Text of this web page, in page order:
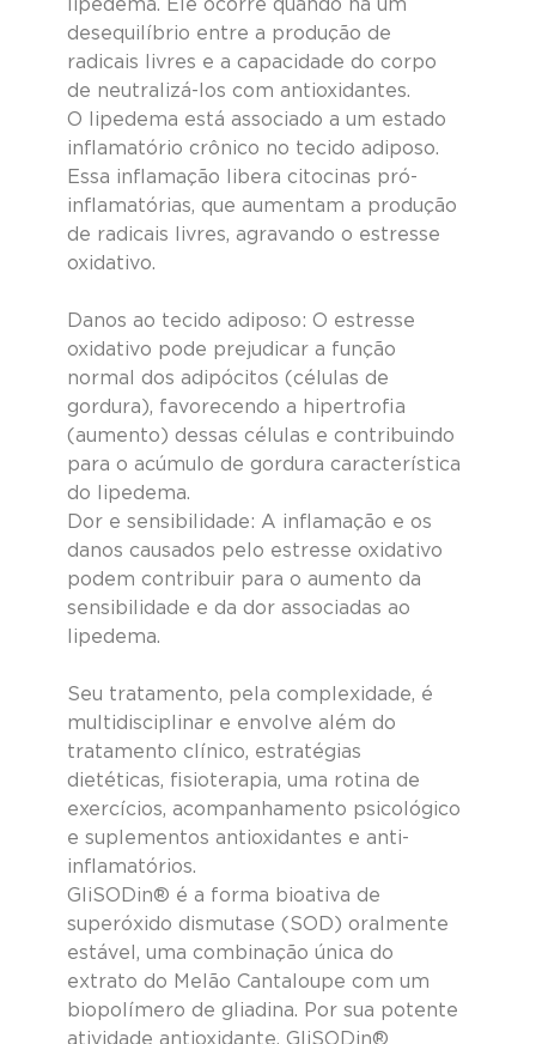
lipedema. Ele ocorre quando há um
desequilíbrio entre a produção de
radicais livres e a capacidade do corpo
de neutralizá-los com antioxidantes.
O lipedema está associado a um estado
inflamatório crônico no tecido adiposo.
Essa inflamação libera citocinas pró-
inflamatórias, que aumentam a produção
de radicais livres, agravando o estresse
oxidativo.
Danos ao tecido adiposo: O estresse
oxidativo pode prejudicar a função
normal dos adipócitos (células de
gordura), favorecendo a hipertrofia
(aumento) dessas células e contribuindo
para o acúmulo de gordura característica
do lipedema.
Dor e sensibilidade: A inflamação e os
danos causados pelo estresse oxidativo
podem contribuir para o aumento da
sensibilidade e da dor associadas ao
lipedema.
Seu tratamento, pela complexidade, é
multidisciplinar e envolve além do
tratamento clínico, estratégias
dietéticas, fisioterapia, uma rotina de
exercícios, acompanhamento psicológico
e suplementos antioxidantes e anti-
inflamatórios.
GliSODin® é a forma bioativa de
superóxido dismutase (SOD) oralmente
estável, uma combinação única do
extrato do Melão Cantaloupe com um
biopolímero de gliadina. Por sua potente
atividade antioxidante, GliSODin®